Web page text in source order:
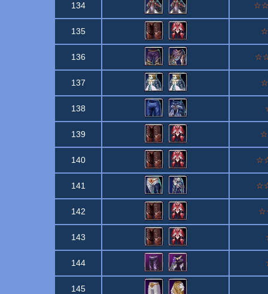
134
135
136
137
138
139
140
141
142
143
144
145